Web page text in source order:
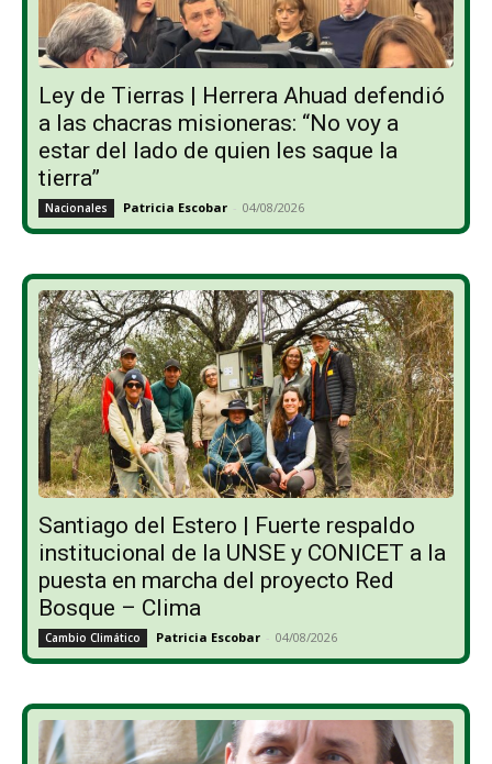
Ley de Tierras | Herrera Ahuad defendió
a las chacras misioneras: “No voy a
estar del lado de quien les saque la
tierra”
Nacionales Patricia Escobar - 04/08/2026
Santiago del Estero | Fuerte respaldo
institucional de la UNSE y CONICET a la
puesta en marcha del proyecto Red
Bosque – Clima
Cambio Climático Patricia Escobar - 04/08/2026